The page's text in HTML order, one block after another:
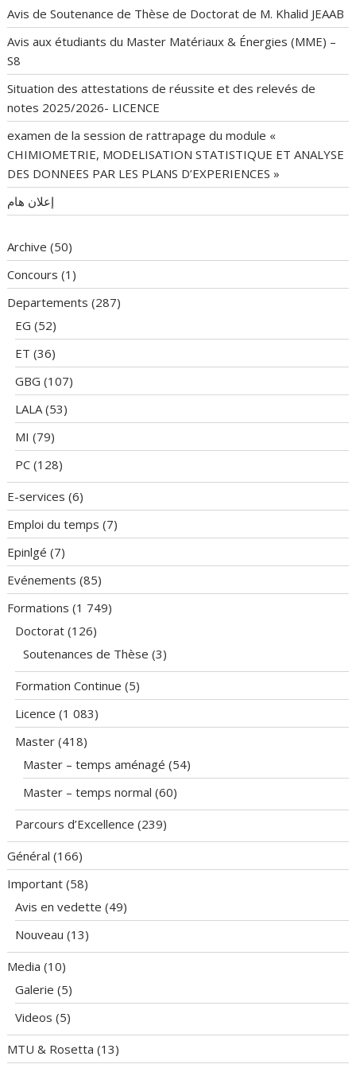
Avis de Soutenance de Thèse de Doctorat de M. Khalid JEAAB
Avis aux étudiants du Master Matériaux & Énergies (MME) –
S8
Situation des attestations de réussite et des relevés de
notes 2025/2026- LICENCE
examen de la session de rattrapage du module «
CHIMIOMETRIE, MODELISATION STATISTIQUE ET ANALYSE
DES DONNEES PAR LES PLANS D’EXPERIENCES »
إعلان هام
Archive (50)
Concours (1)
Departements (287)
EG (52)
ET (36)
GBG (107)
LALA(53)
MI (79)
PC (128)
E-services (6)
Emploi du temps (7)
Epinlgé (7)
Evénements (85)
Formations (1 749)
Doctorat (126)
Soutenances de Thèse (3)
Formation Continue (5)
Licence (1 083)
Master (418)
Master – temps aménagé (54)
Master – temps normal (60)
Parcours d’Excellence (239)
Général (166)
Important (58)
Avis en vedette (49)
Nouveau (13)
Media (10)
Galerie (5)
Videos (5)
MTU & Rosetta (13)